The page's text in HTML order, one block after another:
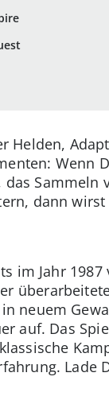
Helden,
Wenn
Sammeln
dann
im Jahr
neuem
auf. Das
Lade